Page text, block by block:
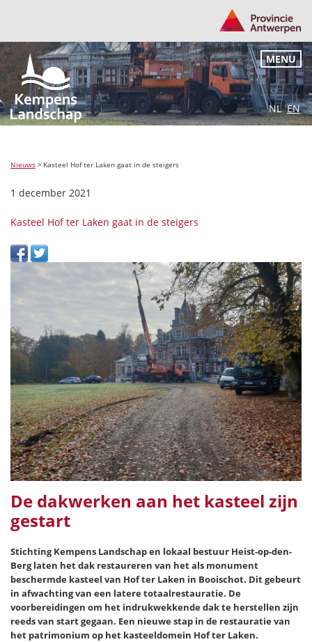
NL EN
MENU
Nieuws > Kasteel Hof ter Laken gaat in de steigers
1 december 2021
Kasteel Hof ter Laken gaat in de steigers
De dakwerken aan het kasteel zijn
gestart
Stichting Kempens Landschap en lokaal bestuur Heist-op-den-
Berg laten het dak restaureren van het als monument
beschermde kasteel van Hof ter Laken in Booischot. Dit gebeurt
in afwachting van een latere totaalrestauratie. De
voorbereidingen om het indrukwekkende dak te herstellen zijn
reeds van start gegaan. Een nieuwe stap in de restauratie van
het patrimonium op het kasteeldomein Hof ter Laken.